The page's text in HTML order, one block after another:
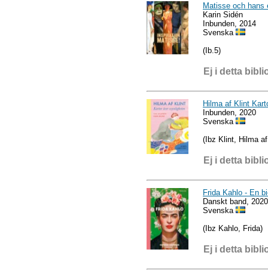
Matisse och hans
Karin Sidén
Inbunden, 2014
Svenska
(Ib.5)
Ej i detta
Hilma af Klint
Inbunden, 2020
Svenska
(Ibz Klint, Hilma
Ej i detta
Frida Kahlo - En
Danskt band, 2020
Svenska
(Ibz Kahlo, Frida)
Ej i detta